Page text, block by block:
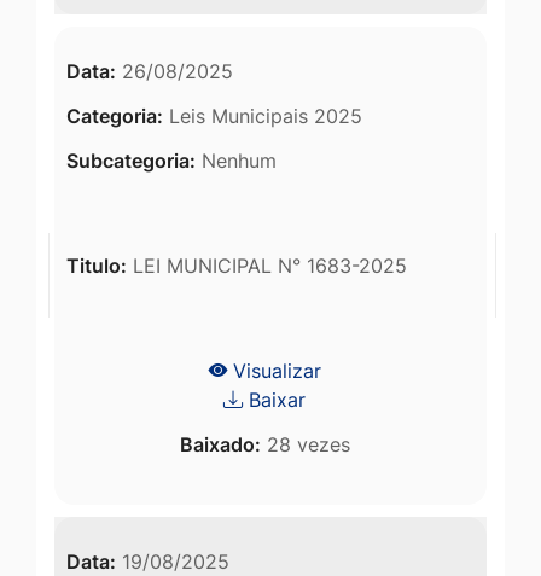
Data: 26/08/2025
Categoria: Leis Municipais 2025
Subcategoria: Nenhum
Titulo: LEI MUNICIPAL N° 1683-2025
Visualizar
Baixar
Baixado: 28 vezes
Data: 19/08/2025